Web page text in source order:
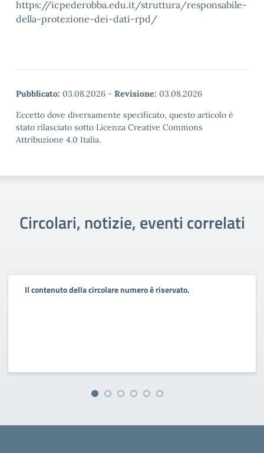
https://icpederobba.edu.it/struttura/responsabile-
della-protezione-dei-dati-rpd/
Pubblicato: 03.08.2026 - Revisione: 03.08.2026
Eccetto dove diversamente specificato, questo articolo è
stato rilasciato sotto Licenza Creative Commons
Attribuzione 4.0 Italia.
Circolari, notizie, eventi correlati
Il contenuto della circolare numero è riservato.